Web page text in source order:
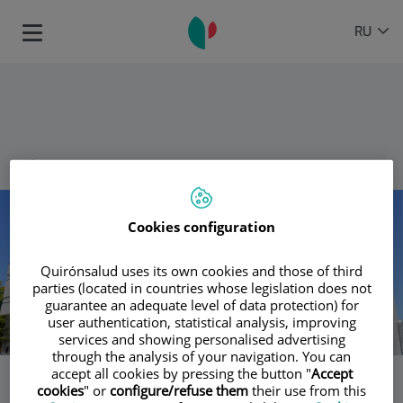
IDIOMA
RU
Toggle
Diapositiva
Cookies configuration
Quirónsalud uses its own cookies and those of third
parties (located in countries whose legislation does not
guarantee an adequate level of data protection) for
user authentication, statistical analysis, improving
services and showing personalised advertising
through the analysis of your navigation. You can
accept all cookies by pressing the button "Accept
cookies" or configure/refuse them their use from this